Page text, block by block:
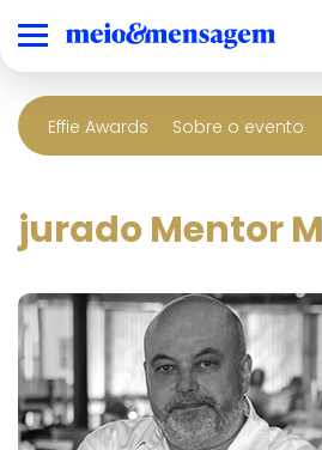
Effie Awards Sobre o evento
jurado Mentor